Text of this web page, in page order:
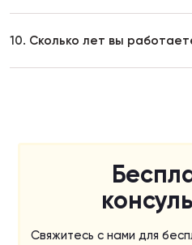
10. Сколько лет вы
Свяжитесь с нами для